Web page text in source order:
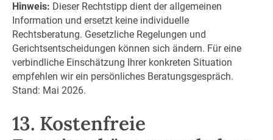
Hinweis: Dieser Rechtstipp dient der allgemeinen
Information und ersetzt keine individuelle
Rechtsberatung. Gesetzliche Regelungen und
Gerichtsentscheidungen können sich ändern. Für eine
verbindliche Einschätzung Ihrer konkreten Situation
empfehlen wir ein persönliches Beratungsgespräch.
Stand: Mai 2026.
13. Kostenfreie